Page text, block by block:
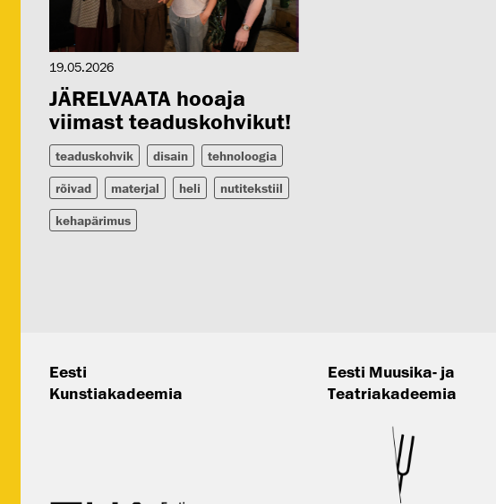
19.05.2026
JÄRELVAATA hooaja
viimast teaduskohvikut!
teaduskohvik disain tehnoloogia
rõivad materjal heli nutitekstiil
kehapärimus
Eesti
Kunstiakadeemia
Eesti Muusika- ja
Teatriakadeemia